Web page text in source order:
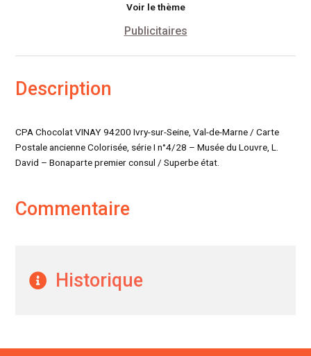
Voir le thème
Publicitaires
Description
CPA Chocolat VINAY 94200 Ivry-sur-Seine, Val-de-Marne / Carte
Postale ancienne Colorisée, série I n°4/28 – Musée du Louvre, L.
David – Bonaparte premier consul / Superbe état.
Commentaire
Historique